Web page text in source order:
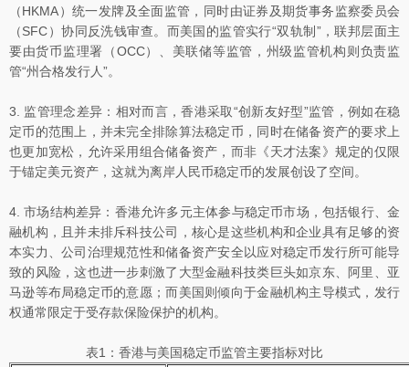
（HKMA）统一发牌及全面监管，同时由证券及期货事务监察委员会
（SFC）协同反洗钱审查。而美国的监管实行“双轨制”，联邦层面主
要由货币监理署（OCC）、美联储等监管，州级监管机构则负责监
管“州合格发行人”。
3. 监管理念差异：相对而言，香港采取“创新友好型”监管，例如在稳
定币的范围上，并未完全排除算法稳定币，同时在储备资产的要求上
也更加宽松，允许采用组合储备资产，而非《天才法案》规定的仅限
于锚定美元资产，这就为离岸人民币稳定币的发展创设了空间。
4. 市场结构差异：香港允许多元主体参与稳定币市场，包括银行、金
融机构，且并未排斥科技公司，核心是这些机构和企业具有足够的资
本实力、公司治理规范性和储备资产安全以应对稳定币发行所可能导
致的风险，这也进一步刺激了大型金融科技类巨头如京东、阿里、亚
马逊等布局稳定币的意愿；而美国则倾向于金融机构主导模式，发行
权通常限定于受存款保险保护的机构。
表1：香港与美国稳定币监管主要指标对比